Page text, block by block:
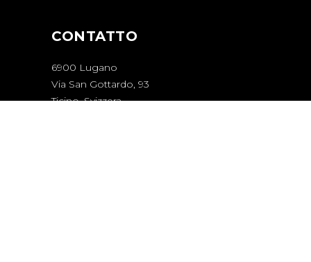
CONTATTO
6900 Lugano
Via San Gottardo, 93
Ticino, Svizzera